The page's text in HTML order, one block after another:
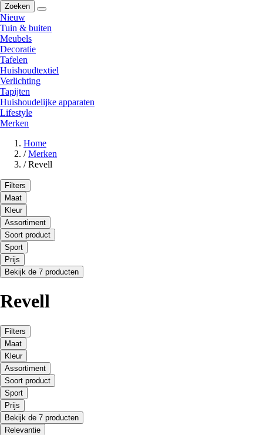
Zoeken
Nieuw
Tuin & buiten
Meubels
Decoratie
Tafelen
Huishoudtextiel
Verlichting
Tapijten
Huishoudelijke apparaten
Lifestyle
Merken
Home
/ Merken
/ Revell
Filters
Maat
Kleur
Assortiment
Soort product
Sport
Prijs
Bekijk de 7 producten
Revell
Filters
Maat
Kleur
Assortiment
Soort product
Sport
Prijs
Bekijk de 7 producten
Relevantie